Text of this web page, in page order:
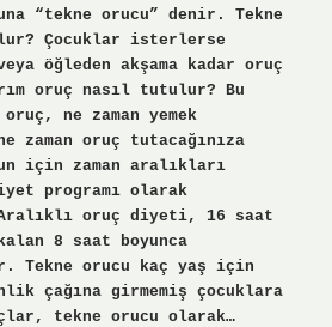
“tekne orucu” denir. Tekne
Çocuklar isterlerse
öğleden akşama kadar oruç
oruç nasıl tutulur? Bu
ne zaman yemek
zaman oruç tutacağınıza
için zaman aralıkları
programı olarak
oruç diyeti, 16 saat
8 saat boyunca
Tekne orucu kaç yaş için
çağına girmemiş çocuklara
tekne orucu olarak…